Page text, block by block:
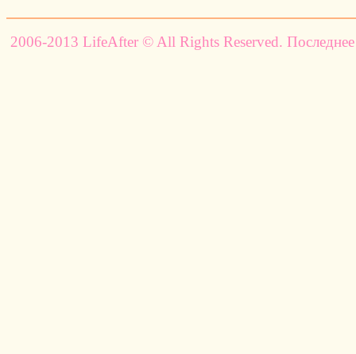
2006-2013 LifeAfter © All Rights Reserved.